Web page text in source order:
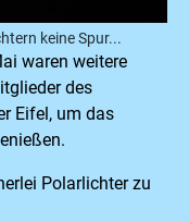
keine Spur...
waren weitere
des
Eifel, um das
Polarlichter zu